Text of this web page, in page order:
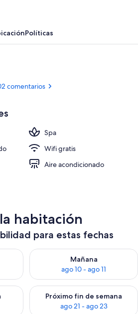
2 bares y 1 bar en la azotea
Políticas
comentarios
Spa
Wifi gratis
Aire acondicionado
habitación
para estas fechas
para esta noche, ago 9 - ago 10
Mañana
ago 10 - ago 11
Consulta la disponibilidad
para este fin de semana, ago 14 -
Próximo fin de semana
ago 21 - ago 23
Consulta la disponibilidad